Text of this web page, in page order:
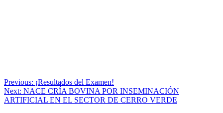
Navegación
de
Previous: ¡Resultados del Examen!
Next: NACE CRÍA BOVINA POR INSEMINACIÓN
ARTIFICIAL EN EL SECTOR DE CERRO VERDE